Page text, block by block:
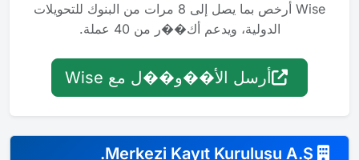
Wise أرخص بما يصل إلى 8 مرات من البنوك للتحويلات
الدولية، ويدعم أك��ر من 40 عملة.
أرسل الأ��و��ل مع Wise